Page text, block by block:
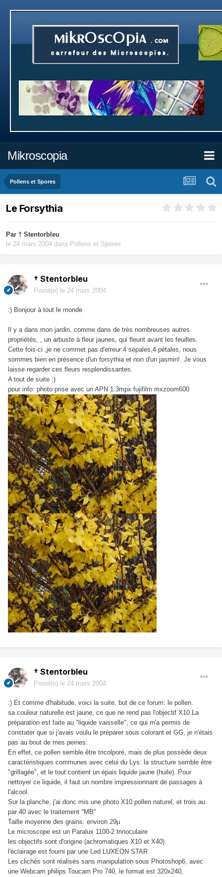
Mikroscopia
Pollens et Spores
Le Forsythia
Par † Stentorbleu
le 24 mars 2004 dans Pollens et Spores
† Stentorbleu
Posté(e) le 24 mars 2004
:) Bonjour à tout le monde
Il y a dans mon jardin, comme dans de très nombreuses autres
propriétés, , un arbuste à fleur jaunes, qui fleurit avant les feuilles.
Cette fois-ci ,je ne commet pas d'erreur:4 sépales,4 pétales, nous
sommes bien en présence d'un forsythia et non d'un jasmin!. Je vous
laisse regarder ces fleurs resplendissantes.
A tout de suite :)
pour info: photo prise avec un APN 1.3mpx fujifilm mxzoom600
† Stentorbleu
Posté(e) le 24 mars 2004
:) Et comme d'habitude, voici la suite, but de ce forum: le pollen.
sa couleur naturelle est jaune, ce que ne rend pas l'objectif X10.La
préparation est faite au "liquide vaisselle", ce qui m'a permis de
constater que si j'avais voulu le préparer sous colorant et GG, je n'étais
pas au bout de mes peines:
En effet, ce pollen semble être tricolporé, mais de plus possède deux
caractéristiques communes avec celui du Lys: la structure semble être
"grillagée", et le tout contient un épais liquide jaune (huile). Pour
nettoyer ce liquide, il faut un nombre impressionnant de passages à
l'alcool.
Sur la planche, j'ai donc mis une photo X10 pollen naturel, et trois au
par 40 avec le traitement "MB"
Taille moyenne des grains: environ 29µ
Le microscope est un Paralux 1100-2 trinoculaire
les objectifs sont d'origine (achromatiques X10 et X40)
l'éclairage est fourni par une Led LUXEON STAR
Les clichés sont réalisés sans manipulation sous Photoshop6, avec
une Webcam philips Toucam Pro 740, le format est 320x240,